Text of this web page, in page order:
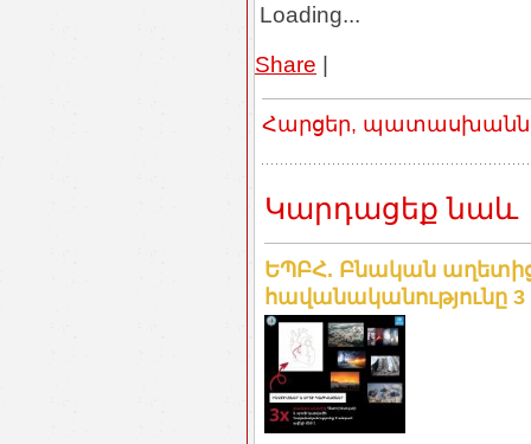
Loading...
Share |
Հարցեր,
Կարդացեք նաև
ԵՊԲՀ. Բնական
հավանականությունը